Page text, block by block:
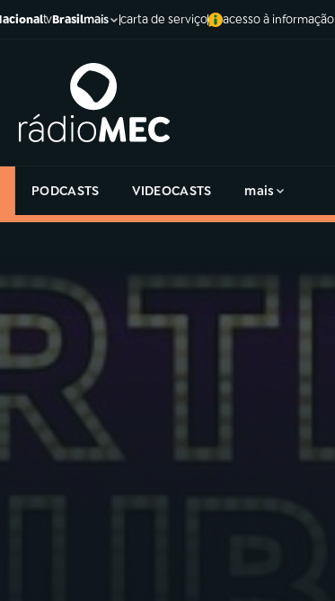
tvBrasilmais carta de serviço acesso à informação
PODCASTS VIDEOCASTS mais